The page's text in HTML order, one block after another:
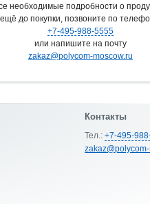
необходимые подробности о
ещё до покупки, позвоните по
+7-495-988-5555
или напишите на почту
zakaz@polycom-moscow.ru
Контакты
Тел.:+7-495-